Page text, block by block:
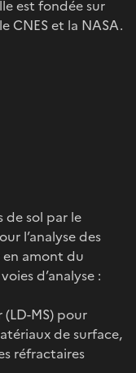
est fondée sur
CNES et la NASA.
de sol par le
l’analyse des
en amont du
d’analyse :
MS) pour
de surface,
réfractaires